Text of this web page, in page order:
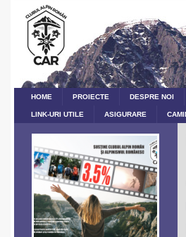
HOME PROIECTE DESPRE NOI
LINK-URI UTILE ASIGURARE